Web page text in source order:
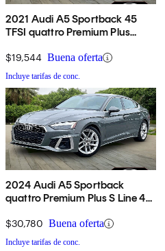
2021 Audi A5 Sportback 45
TFSI quattro Premium Plus
$19,544 Buena oferta
Incluye tarifas de conc.
2024 Audi A5 Sportback
quattro Premium Plus S Line 45
$30,780 Buena oferta
Incluye tarifas de conc.